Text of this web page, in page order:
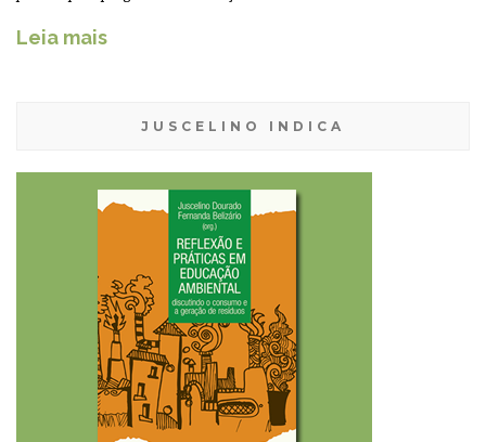
Leia mais
JUSCELINO INDICA